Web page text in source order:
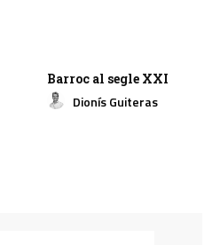
Barroc al segle XXI
Dionís Guiteras